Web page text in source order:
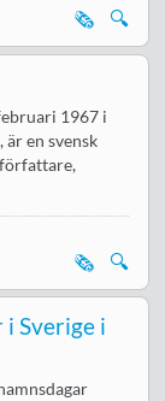
🔍
🗞️
1967 i
en svensk
🔍
🗞️
i Sverige i